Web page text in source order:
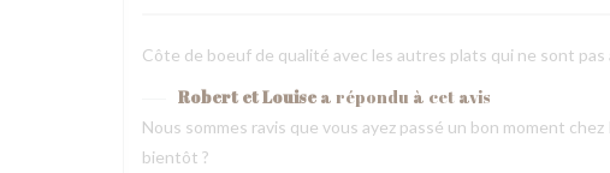
Côte de boeuf de qualité avec les autres plats qui ne sont pas
Robert et Louise a répondu à cet avis
Nous sommes ravis que vous ayez passé un bon moment
bientôt ?